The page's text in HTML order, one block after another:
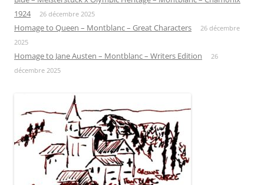
1924
26 décembre 2025
Homage to Queen – Montblanc – Great Characters
26 décembre
2025
Homage to Jane Austen – Montblanc – Writers Edition
26
décembre 2025